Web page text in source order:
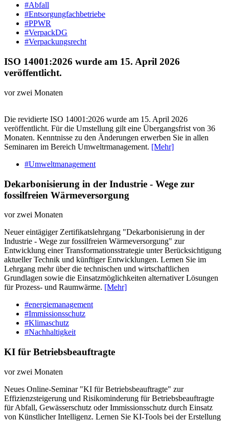
#Abfall
#Entsorgungfachbetriebe
#PPWR
#VerpackDG
#Verpackungsrecht
ISO 14001:2026 wurde am 15. April 2026
veröffentlicht.
vor zwei Monaten
Die revidierte ISO 14001:2026 wurde am 15. April 2026
veröffentlicht. Für die Umstellung gilt eine Übergangsfrist von 36
Monaten. Kenntnisse zu den Änderungen erwerben Sie in allen
Seminaren im Bereich Umweltrmanagement. [Mehr]
#Umweltmanagement
Dekarbonisierung in der Industrie - Wege zur
fossilfreien Wärmeversorgung
vor zwei Monaten
Neuer eintägiger Zertifikatslehrgang "Dekarbonisierung in der
Industrie - Wege zur fossilfreien Wärmeversorgung" zur
Entwicklung einer Transformationsstrategie unter Berücksichtigung
aktueller Technik und künftiger Entwicklungen. Lernen Sie im
Lehrgang mehr über die technischen und wirtschaftlichen
Grundlagen sowie die Einsatzmöglichkeiten alternativer Lösungen
für Prozess- und Raumwärme. [Mehr]
#energiemanagement
#Immissionsschutz
#Klimaschutz
#Nachhaltigkeit
KI für Betriebsbeauftragte
vor zwei Monaten
Neues Online-Seminar "KI für Betriebsbeauftragte" zur
Effizienzsteigerung und Risikominderung für Betriebsbeauftragte
für Abfall, Gewässerschutz oder Immissionsschutz durch Einsatz
von Künstlicher Intelligenz. Lernen Sie KI-Tools bei der Erstellung